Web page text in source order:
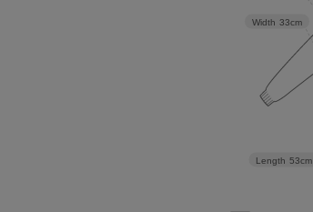
Length 53cm
Width 33cm